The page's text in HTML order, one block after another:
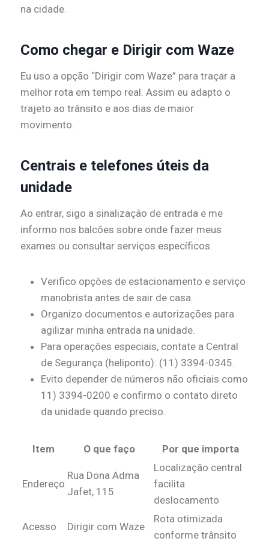
na cidade.
Como chegar e Dirigir com Waze
Eu uso a opção “Dirigir com Waze” para traçar a
melhor rota em tempo real. Assim eu adapto o
trajeto ao trânsito e aos dias de maior
movimento.
Centrais e telefones úteis da
unidade
Ao entrar, sigo a sinalização de entrada e me
informo nos balcões sobre onde fazer meus
exames ou consultar serviços específicos.
Verifico opções de estacionamento e serviço
manobrista antes de sair de casa.
Organizo documentos e autorizações para
agilizar minha entrada na unidade.
Para operações especiais, contate a Central
de Segurança (heliponto): (11) 3394-0345.
Evito depender de números não oficiais como
11) 3394-0200 e confirmo o contato direto
da unidade quando preciso.
Item O que faço Por que importa
Endereço
Rua Dona Adma
Jafet, 115
Localização central
facilita
deslocamento
Acesso Dirigir com Waze
Rota otimizada
conforme trânsito